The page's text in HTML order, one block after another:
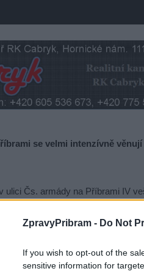
ZpravyPribram - Do Not
If you wish to opt-out of the
sensitive information for
se velmi intenzívně
ulici Čs. armády na Příbrami IV
se naštěstí ubránila, a poté,
muž utekl.
ve věku 30 – 40 let, střední
stranách vystříhané. Na tvářích